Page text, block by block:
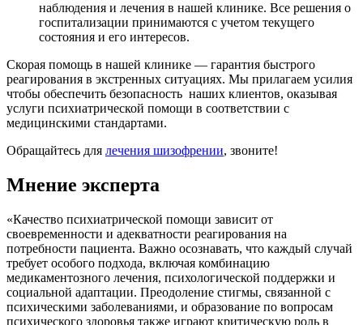
наблюдения и лечения в нашей клинике. Все решения о
госпитализации принимаются с учетом текущего
состояния и его интересов.
Скорая помощь в нашей клинике — гарантия быстрого
реагирования в экстренных ситуациях. Мы прилагаем усилия
чтобы обеспечить безопасность наших клиентов, оказывая
услуги психиатрической помощи в соответствии с
медицинскими стандартами.
Обращайтесь для лечения шизофрении, звоните!
Мнение эксперта
«Качество психиатрической помощи зависит от
своевременности и адекватности реагирования на
потребности пациента. Важно осознавать, что каждый случай
требует особого подхода, включая комбинацию
медикаментозного лечения, психологической поддержки и
социальной адаптации. Преодоление стигмы, связанной с
психическими заболеваниями, и образование по вопросам
психического здоровья также играют критическую роль в